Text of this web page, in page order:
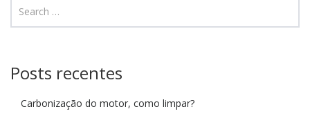
Posts recentes
Carbonização do motor, como limpar?